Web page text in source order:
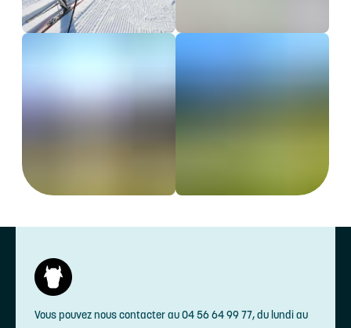
Vous pouvez nous contacter au 04 56 64 99 77, du lundi au